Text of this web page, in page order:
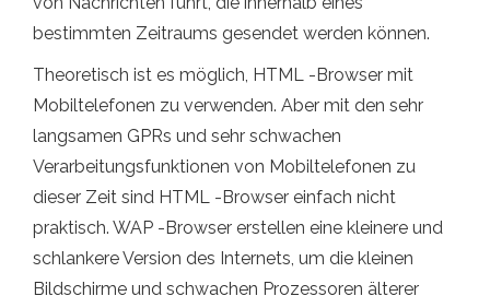
bestimmten Zeitraums gesendet werden können.
Theoretisch ist es möglich, HTML -Browser mit
Mobiltelefonen zu verwenden. Aber mit den sehr
langsamen GPRs und sehr schwachen
Verarbeitungsfunktionen von Mobiltelefonen zu
dieser Zeit sind HTML -Browser einfach nicht
praktisch. WAP -Browser erstellen eine kleinere und
schlankere Version des Internets, um die kleinen
Bildschirme und schwachen Prozessoren älterer